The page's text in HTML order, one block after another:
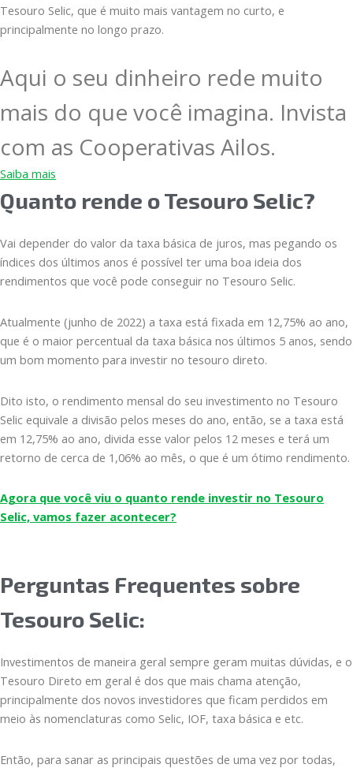
Tesouro Selic, que é muito mais vantagem no curto, e
principalmente no longo prazo.
Aqui o seu dinheiro rede muito
mais do que você imagina. Invista
com as Cooperativas Ailos.
Saiba mais
Quanto rende o Tesouro Selic?
Vai depender do valor da taxa básica de juros, mas pegando os
índices dos últimos anos é possível ter uma boa ideia dos
rendimentos que você pode conseguir no Tesouro Selic.
Atualmente (junho de 2022) a taxa está fixada em 12,75% ao ano,
que é o maior percentual da taxa básica nos últimos 5 anos, sendo
um bom momento para investir no tesouro direto.
Dito isto, o rendimento mensal do seu investimento no Tesouro
Selic equivale a divisão pelos meses do ano, então, se a taxa está
em 12,75% ao ano, divida esse valor pelos 12 meses e terá um
retorno de cerca de 1,06% ao mês, o que é um ótimo rendimento.
Agora que você viu o quanto rende investir no Tesouro
Selic, vamos fazer acontecer?
Perguntas Frequentes sobre
Tesouro Selic:
Investimentos de maneira geral sempre geram muitas dúvidas, e o
Tesouro Direto em geral é dos que mais chama atenção,
principalmente dos novos investidores que ficam perdidos em
meio às nomenclaturas como Selic, IOF, taxa básica e etc.
Então, para sanar as principais questões de uma vez por todas,